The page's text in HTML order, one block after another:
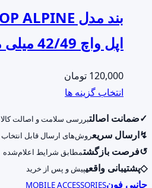
باشد.
ها
است
در
صفحه
محصول
انتخاب
شوند
اپل واچ 42/49 میلی متری
120,000 تومان
انتخاب گزینه ها
دارای
انواع
مختلفی
می
✓ضمانت اصالتبررسی سلامت و اصالت کالا
↯ارسال سریعروش‌های ارسال قابل انتخاب
↺فرصت بازگشتمطابق شرایط اعلام‌شده
◇پشتیبانی واقعیپیش و پس از خرید
جانبی فونMOBILE ACCESSORIES